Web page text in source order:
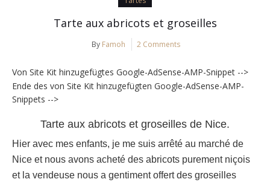
Tarte aux abricots et groseilles
By Famoh 2 Comments
Von Site Kit hinzugefügtes Google-AdSense-AMP-Snippet -->
Ende des von Site Kit hinzugefügten Google-AdSense-AMP-
Snippets -->
Tarte aux abricots et groseilles de Nice.
Hier avec mes enfants, je me suis arrêté au marché de
Nice et nous avons acheté des abricots purement niçois
et la vendeuse nous a gentiment offert des groseilles